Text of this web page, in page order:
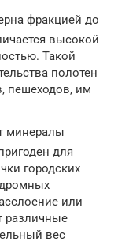
фракцией до
высокой
Такой
полотен
пешеходов, им
минералы
для
городских
или
различные
вес